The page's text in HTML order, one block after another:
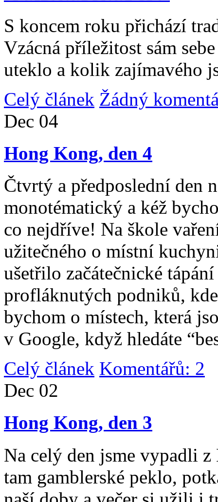
S koncem roku přichází
Vzácná příležitost sám
uteklo a kolik zajímavého
Celý článek Žádný
Dec 04
Hong Kong, den 4
Čtvrtý a předposlední den
monotématický a kéž
co nejdříve! Na škole
užitečného o místní
ušetřilo začátečnické
profláknutých podniků,
bychom o místech, která
v Google, když hledáte
Celý článek Komentářů: 2
Dec 02
Hong Kong, den 3
Na celý den jsme vypadli
tam gamblerské peklo,